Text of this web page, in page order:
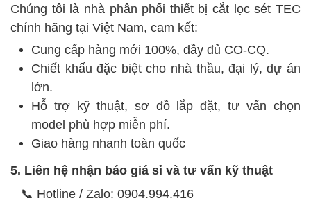
Chúng tôi là nhà phân phối thiết bị cắt lọc sét TEC
chính hãng tại Việt Nam, cam kết:
Cung cấp hàng mới 100%, đầy đủ CO-CQ.
Chiết khấu đặc biệt cho nhà thầu, đại lý, dự án
lớn.
Hỗ trợ kỹ thuật, sơ đồ lắp đặt, tư vấn chọn
model phù hợp miễn phí.
Giao hàng nhanh toàn quốc
5. Liên hệ nhận báo giá sỉ và tư vấn kỹ thuật
📞 Hotline / Zalo: 0904.994.416